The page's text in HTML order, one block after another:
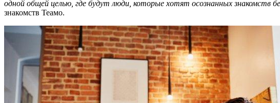
одной общей целью, где будут люди, которые хотят осознанных
знакомств Теамо.